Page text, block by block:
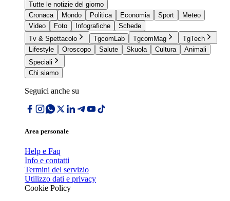
Tutte le notizie del giorno
Cronaca
Mondo Politica Economia Sport
Meteo
Video
Foto Infografiche
Schede
Tv & Spettacolo
TgcomLab TgcomMag
TgTech
Lifestyle
Oroscopo Salute Skuola Cultura
Animali
Speciali
Chi siamo
Seguici anche su
Area personale
Help e Faq
Info e contatti
Termini del servizio
Utilizzo dati e privacy
Cookie Policy